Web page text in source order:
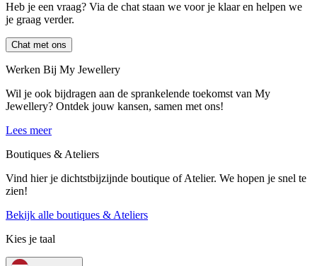
Heb je een vraag? Via de chat staan we voor je klaar en helpen we
je graag verder.
Chat met ons
Werken Bij My Jewellery
Wil je ook bijdragen aan de sprankelende toekomst van My
Jewellery? Ontdek jouw kansen, samen met ons!
Lees meer
Boutiques & Ateliers
Vind hier je dichtstbijzijnde boutique of Atelier. We hopen je snel te
zien!
Bekijk alle boutiques & Ateliers
Kies je taal